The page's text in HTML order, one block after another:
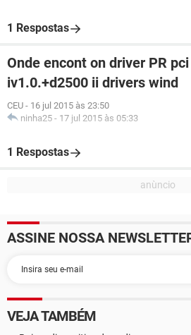
1 Respostas
Onde encont on driver PR
iv1.0.+d2500 ii drivers wind
CEU - 16 jul 2015 às 23:50
ninha25 - 17 jul 2015 às 05:33
1 Respostas
ASSINE NOSSA
VEJA TAMBÉM